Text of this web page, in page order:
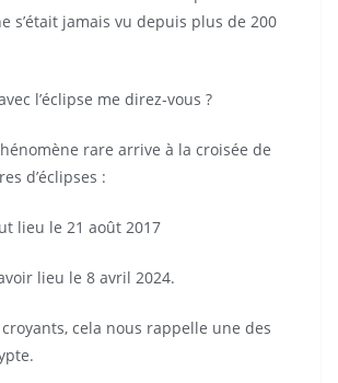
s’était jamais vu depuis plus de 200
l’éclipse me direz-vous ?
rare arrive à la croisée de
d’éclipses :
lieu le 21 août 2017
lieu le 8 avril 2024.
cela nous rappelle une des